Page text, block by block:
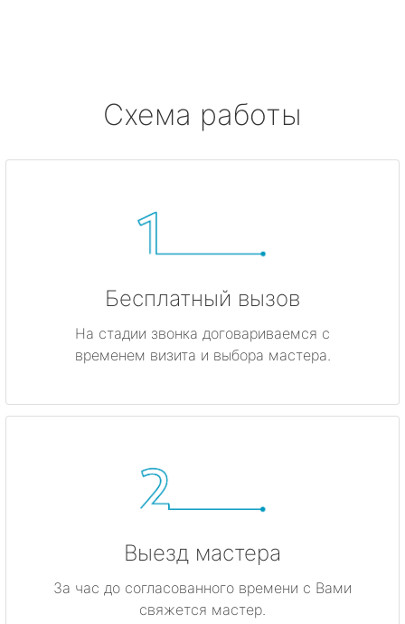
Схема работы
Бесплатный вызов
На стадии звонка договариваемся с
временем визита и выбора мастера.
Выезд мастера
За час до согласованного времени с Вами
свяжется мастер.